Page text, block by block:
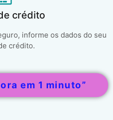
crédito
informe os dados do seu
crédito.
em 1 minuto”